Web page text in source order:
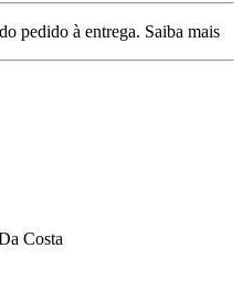
pedido à entrega. Saiba mais
Costa